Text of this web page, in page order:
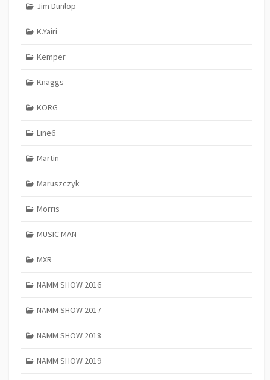
Jim Dunlop
K.Yairi
Kemper
Knaggs
KORG
Line6
Martin
Maruszczyk
Morris
MUSIC MAN
MXR
NAMM SHOW 2016
NAMM SHOW 2017
NAMM SHOW 2018
NAMM SHOW 2019